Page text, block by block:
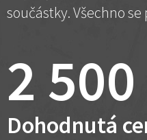
součástky. Všechno
2
Dohodnutá